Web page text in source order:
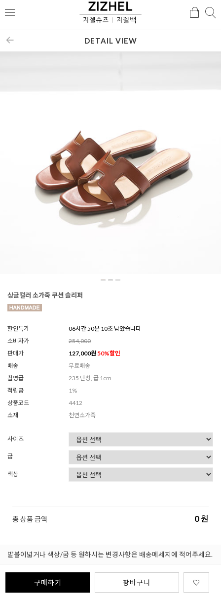
메
검
DETAIL VIEW
싱글컬러 소가죽 쿠션 슬리퍼
할인특가
06시간 50분 08초 남았습니다
소비자가
254,000
판매가
127,000원 50%할인
배송
무료배송
촬영굽
235 단창, 굽 1cm
적립금
1%
상품코드
4412
소재
천연소가죽
사이즈
굽
색상
총 상품 금액 0원
발볼이넓거나 색상/굽 등 원하시는 변경사항은 배송메세지에 적어주세요.
구매하기 장바구니 ♡